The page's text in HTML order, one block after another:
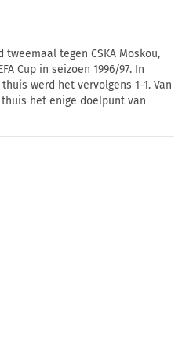
tegen CSKA Moskou,
Cup in seizoen 1996/97. In
werd het vervolgens 1-1. Van
het enige doelpunt van